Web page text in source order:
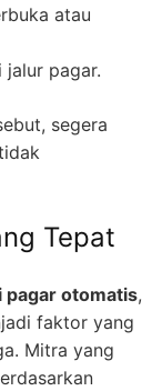
atau
pagar.
segera
Tepat
pagar otomatis,
faktor yang
Mitra yang